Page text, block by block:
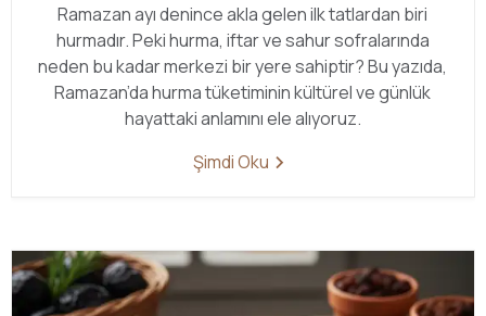
Ramazan ayı denince akla gelen ilk tatlardan biri
hurmadır. Peki hurma, iftar ve sahur sofralarında
neden bu kadar merkezi bir yere sahiptir? Bu yazıda,
Ramazan’da hurma tüketiminin kültürel ve günlük
hayattaki anlamını ele alıyoruz.
Şimdi Oku